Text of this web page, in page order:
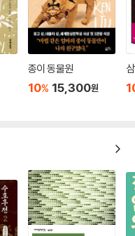
한다. 1권에서 4권까지는 삼
), 목왕(穆王), 연(燕) 소왕
), 성제(成帝), 애제(哀帝)
9권은 학자와 귀족의 일화
하고 흥미롭거나 인생에 도
이 신화시대를 이해하기 쉽
며, 이후로는 인물 이름과 나
의 목차를 따로 마련하였다.
진(晉)과 연(燕), 진시황의
고 진(晉)으로 역사서의 왕
종이 동물원
10% 15,300원